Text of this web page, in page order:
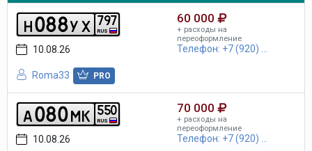
h088y x RUS
797
10.08.26
Roma33 PRO
60 000
+ расходы на
переоформление
Телефон: +7 (920) ...
a080mk RUS
550
10.08.26
70 000
+ расходы на
переоформление
Телефон: +7 (920) ...